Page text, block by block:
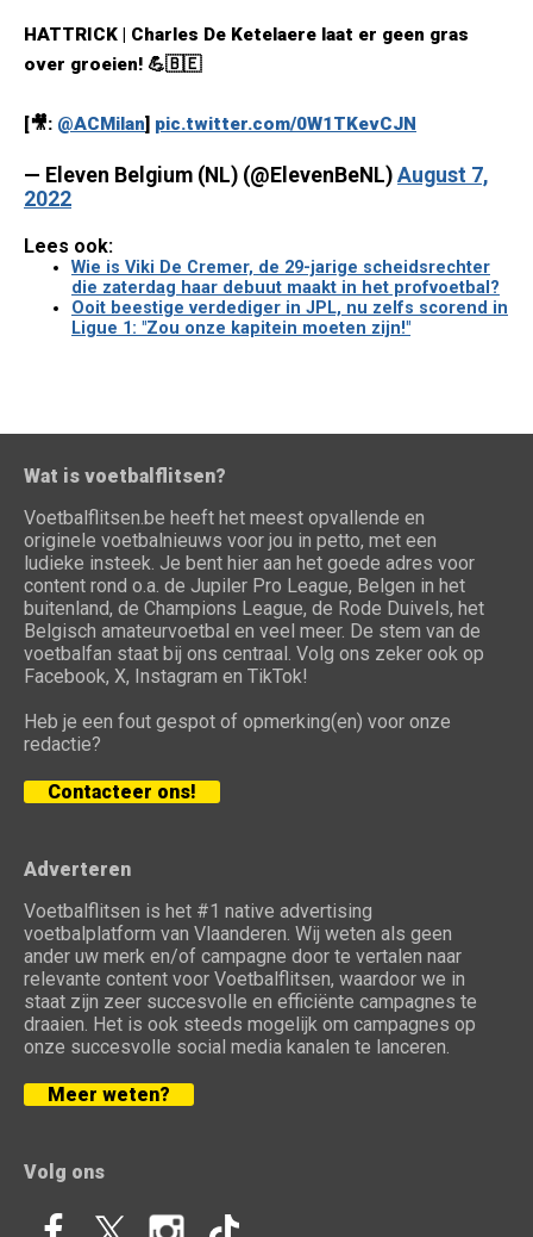
HATTRICK | Charles De Ketelaere laat er geen gras
over groeien! 💪🇧🇪
[🎥: @ACMilan] pic.twitter.com/0W1TKevCJN
— Eleven Belgium (NL) (@ElevenBeNL) August 7,
2022
Lees ook:
Wie is Viki De Cremer, de 29-jarige scheidsrechter
die zaterdag haar debuut maakt in het profvoetbal?
Ooit beestige verdediger in JPL, nu zelfs scorend in
Ligue 1: "Zou onze kapitein moeten zijn!"
Wat is voetbalflitsen?
Voetbalflitsen.be heeft het meest opvallende en
originele voetbalnieuws voor jou in petto, met een
ludieke insteek. Je bent hier aan het goede adres voor
content rond o.a. de Jupiler Pro League, Belgen in het
buitenland, de Champions League, de Rode Duivels, het
Belgisch amateurvoetbal en veel meer. De stem van de
voetbalfan staat bij ons centraal. Volg ons zeker ook op
Facebook, X, Instagram en TikTok!
Heb je een fout gespot of opmerking(en) voor onze
redactie?
Contacteer ons!
Adverteren
Voetbalflitsen is het #1 native advertising
voetbalplatform van Vlaanderen. Wij weten als geen
ander uw merk en/of campagne door te vertalen naar
relevante content voor Voetbalflitsen, waardoor we in
staat zijn zeer succesvolle en efficiënte campagnes te
draaien. Het is ook steeds mogelijk om campagnes op
onze succesvolle social media kanalen te lanceren.
Meer weten?
Volg ons